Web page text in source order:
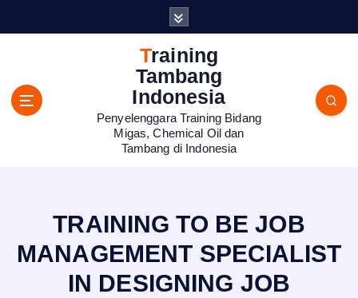
Training
Tambang
Indonesia
Penyelenggara Training Bidang
Migas, Chemical Oil dan
Tambang di Indonesia
TRAINING TO BE JOB
MANAGEMENT SPECIALIST
IN DESIGNING JOB